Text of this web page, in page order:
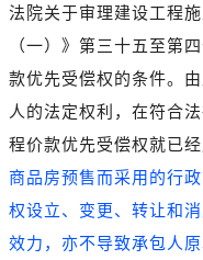
法院关于审理建设工程
（一）》第三十五至第
款优先受偿权的条件。
人的法定权利，在符合
程价款优先受偿权就已经
商品房预售而采用的行
权设立、变更、转让和
效力，亦不导致承包人